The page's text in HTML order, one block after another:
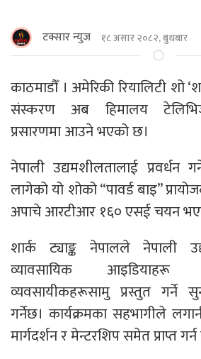
टक्सार न्युज १८ असार २०८२, बुधबार
काठमाडौँ । अमेरिकी रियालिटी शो
संस्करण अब हिमालय
प्रसारणमा आउने भएको छ।
नेपाली उद्यमशीलतालाई प्रवर्धन
लागेको यो शोको “पावर्ड बाइ”
अपाचे आरटीआर १६० एसई चयन
शार्क ट्याङ्क नेपालले नेपाली
व्यावसायिक
व्यवसायीकहरूसामु प्रस्तुत गर्ने
गर्नेछ। कार्यक्रमका सहभागीले
मार्गदर्शन र मेन्टरशिप समेत प्राप्त